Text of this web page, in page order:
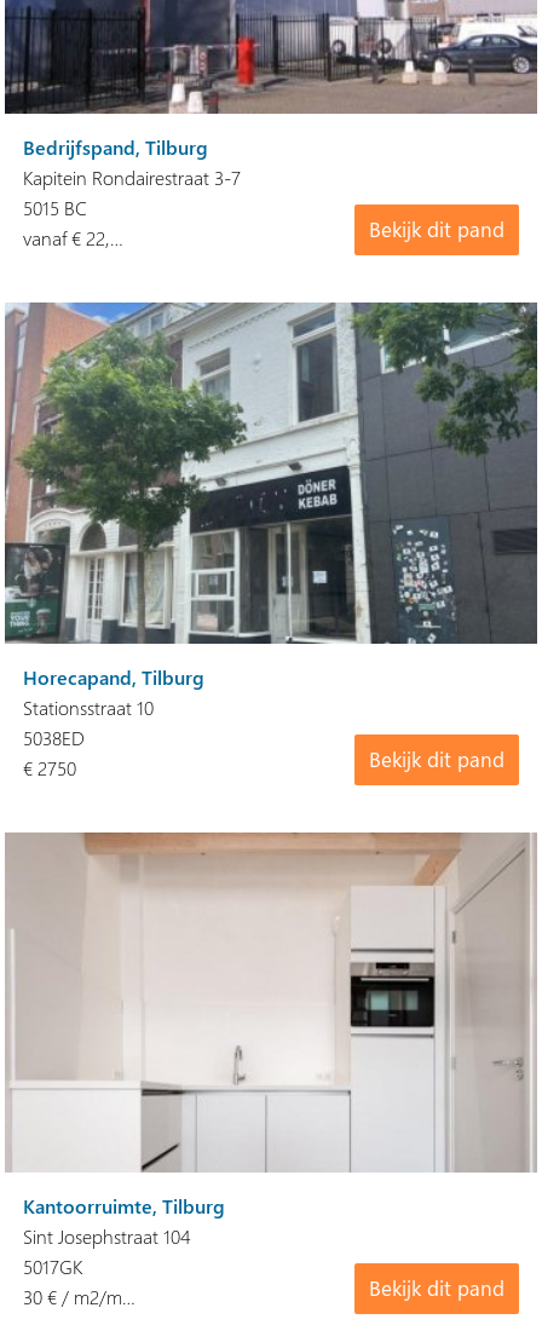
Bedrijfspand, Tilburg
Kapitein Rondairestraat 3-7
Bekijk dit pand
5015 BC
vanaf € 22,…
Horecapand, Tilburg
Stationsstraat 10
Bekijk dit pand
5038ED
€ 2750
Kantoorruimte, Tilburg
Sint Josephstraat 104
Bekijk dit pand
5017GK
30 € / m2/m…